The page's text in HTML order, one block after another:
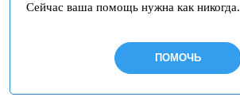
Сейчас ваша помощь нужна как никогда.
ПОМОЧЬ